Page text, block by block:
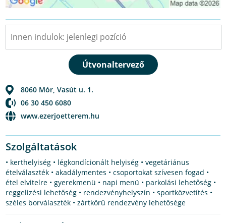
8060 Mór ,Vasút u. 1.
06 30 450 6080
www.ezerjoetterem.hu
Szolgáltatások
• kerthelyiség • légkondícionált helyiség • vegetáriánus
ételválaszték • akadálymentes • csoportokat szívesen fogad •
étel elvitelre • gyerekmenü • napi menü • parkolási lehetőség •
reggelizési lehetőség • rendezvényhelyszín • sportközvetítés •
széles borválaszték • zártkörű rendezvény lehetősége